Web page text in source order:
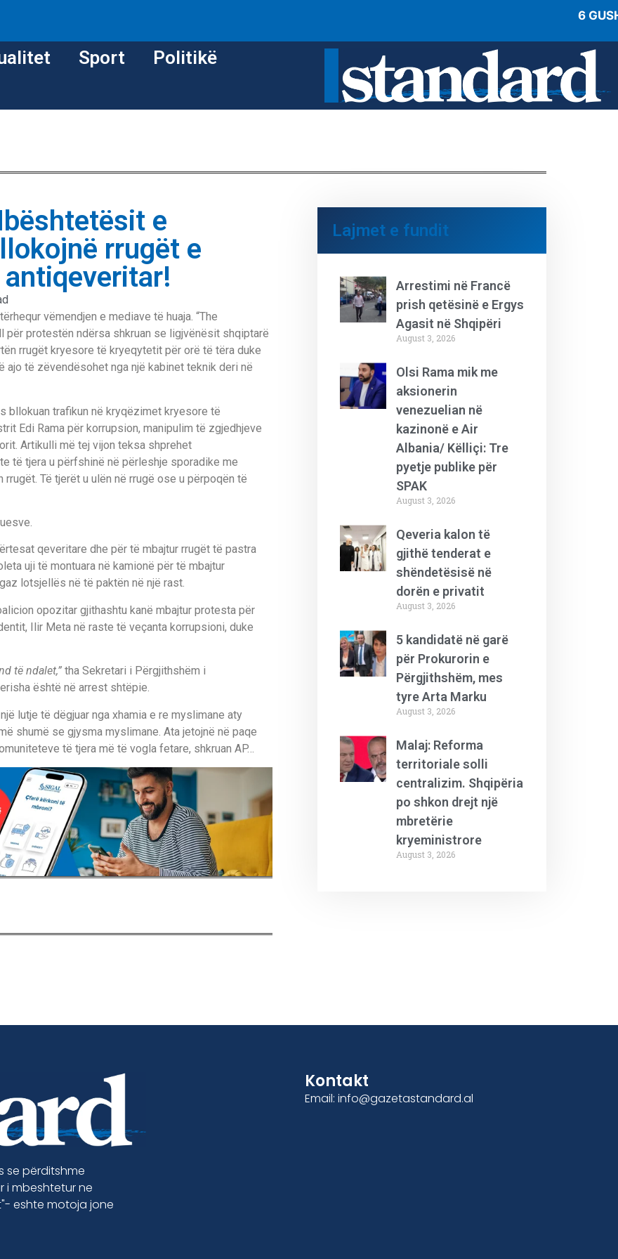
6
Sport Politikë
e
rrugët e
vëmendjen e mediave të huaja. “The
protestën ndërsa shkruan se ligjvënësit shqiptarë
rrugët kryesore të kryeqytetit për orë të tëra duke
ajo të zëvendësohet nga një kabinet teknik deri në
trafikun në kryqëzimet kryesore të
Edi Rama për korrupsion, manipulim të zgjedhjeve
Artikulli më tej vijon teksa shprehet
të tjera u përfshinë në përleshje sporadike me
Të tjerët u ulën në rrugë ose u përpoqën të
qeveritare dhe për të mbajtur rrugët të pastra
uji të montuara në kamionë për të mbajtur
lotsjellës në të paktën në një rast.
opozitar gjithashtu kanë mbajtur protesta për
Ilir Meta në raste të veçanta korrupsioni, duke
të ndalet,” tha Sekretari i Përgjithshëm i
është në arrest shtëpie.
lutje të dëgjuar nga xhamia e re myslimane aty
shumë se gjysma myslimane. Ata jetojnë në paqe
të tjera më të vogla fetare, shkruan AP…
Lajmet e fundit
Arrestimi në Francë
prish qetësinë e Ergys
Agasit në Shqipëri
August 3, 2026
Olsi Rama mik me
aksionerin
venezuelian në
kazinonë e Air
Albania/ Këlliçi: Tre
pyetje publike për
SPAK
August 3, 2026
Qeveria kalon të
gjithë tenderat e
shëndetësisë në
dorën e privatit
August 3, 2026
5 kandidatë në garë
për Prokurorin e
Përgjithshëm, mes
tyre Arta Marku
August 3, 2026
Malaj: Reforma
territoriale solli
centralizim. Shqipëria
po shkon drejt një
mbretërie
kryeministrore
August 3, 2026
se përditshme
i mbeshtetur ne
eshte motoja jone
Kontakt
Email: info@gazetastandard.al